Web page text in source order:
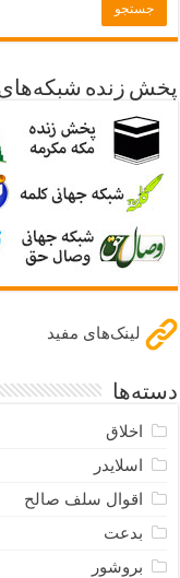
پخش زنده
لینک‌های مفید
دسته‌ها
اخلاق
اسلایدر
اقوال سلف صالح
بدعت
بروشور